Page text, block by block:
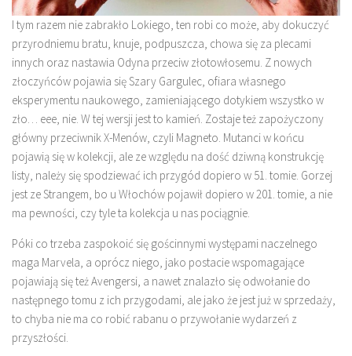
I tym razem nie zabrakło Lokiego, ten robi co może, aby dokuczyć
przyrodniemu bratu, knuje, podpuszcza, chowa się za plecami
innych oraz nastawia Odyna przeciw złotowłosemu. Z nowych
złoczyńców pojawia się Szary Gargulec, ofiara własnego
eksperymentu naukowego, zamieniającego dotykiem wszystko w
zło… eee, nie. W tej wersji jest to kamień. Zostaje też zapożyczony
główny przeciwnik X-Menów, czyli Magneto. Mutanci w końcu
pojawią się w kolekcji, ale ze względu na dość dziwną konstrukcję
listy, należy się spodziewać ich przygód dopiero w 51. tomie. Gorzej
jest ze Strangem, bo u Włochów pojawił dopiero w 201. tomie, a nie
ma pewności, czy tyle ta kolekcja u nas pociągnie.
Póki co trzeba zaspokoić się gościnnymi występami naczelnego
maga Marvela, a oprócz niego, jako postacie wspomagające
pojawiają się też Avengersi, a nawet znalazło się odwołanie do
następnego tomu z ich przygodami, ale jako że jest już w sprzedaży,
to chyba nie ma co robić rabanu o przywołanie wydarzeń z
przyszłości.